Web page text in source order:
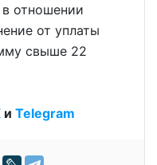
в отношении
от уплаты
свыше 22
и Telegram